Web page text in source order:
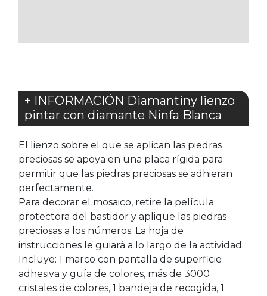
+ INFORMACIÓN Diamantiny lienzo
pintar con diamante Ninfa Blanca
El lienzo sobre el que se aplican las piedras
preciosas se apoya en una placa rígida para
permitir que las piedras preciosas se adhieran
perfectamente.
Para decorar el mosaico, retire la película
protectora del bastidor y aplique las piedras
preciosas a los números. La hoja de
instrucciones le guiará a lo largo de la actividad.
Incluye: 1 marco con pantalla de superficie
adhesiva y guía de colores, más de 3000
cristales de colores, 1 bandeja de recogida, 1